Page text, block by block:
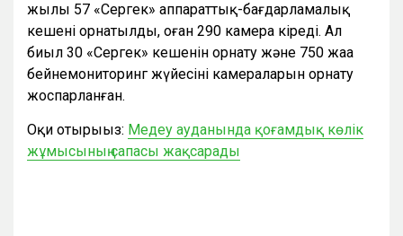
жылы 57 «Сергек» аппараттық-бағдарламалық
кешені орнатылды, оған 290 камера кіреді. Ал
биыл 30 «Сергек» кешенін орнату және 750 жаңа
бейнемониторинг жүйесінің камераларын орнату
жоспарланған.
Оқи отырыңыз: Медеу ауданында қоғамдық көлік
жұмысының сапасы жақсарады